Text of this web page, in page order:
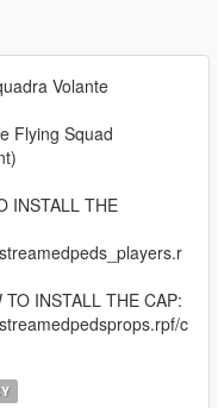
Volante
Flying Squad
INSTALL THE
INSTALL THE CAP:
c